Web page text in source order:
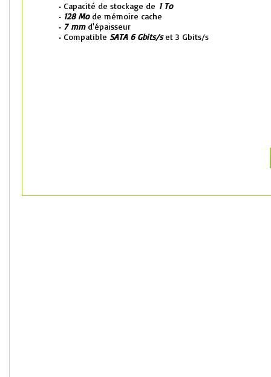
• Capacité de stockage de 1 To
• 128 Mode mémoire cache
• 7 mmd'épaisseur
• Compatible SATA 6 Gbits/set 3 Gbits/s